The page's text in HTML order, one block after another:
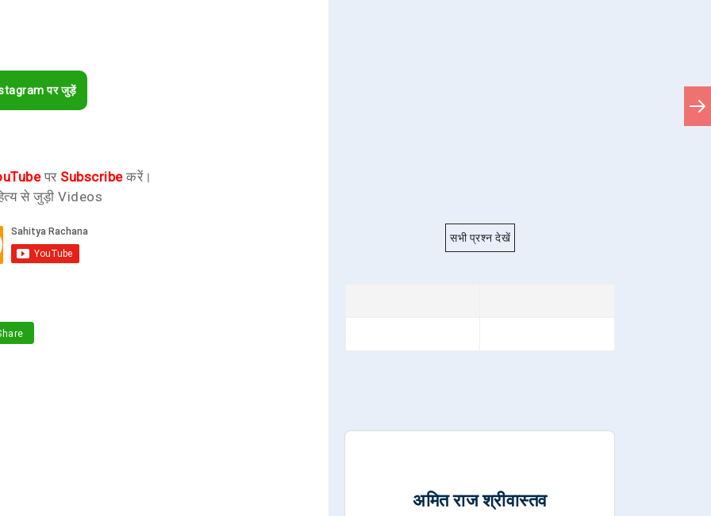
पर जुड़ें
पर Subscribeकरें।
से जुड़ी Videos
सभी प्रश्न देखें
अमित राज श्रीवास्तव